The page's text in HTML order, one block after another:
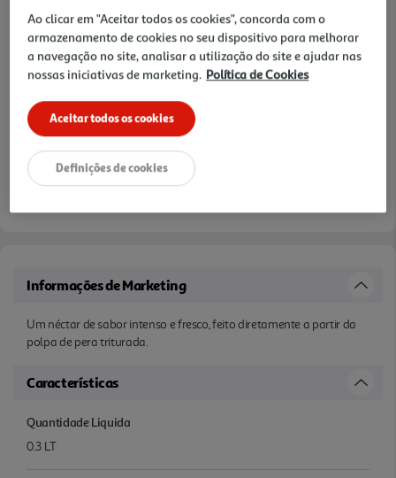
Notas de preparação
Informações de Marketing
Um néctar de sabor intenso e fresco, feito diretamente a partir da
polpa de pera triturada.
Características
Quantidade Liquida
0.3 LT
Ao clicar em "Aceitar todos os cookies", concorda com o
armazenamento de cookies no seu dispositivo para melhorar
a navegação no site, analisar a utilização do site e ajudar nas
nossas iniciativas de marketing. Política de Cookies
Aceitar todos os cookies
Definições de cookies